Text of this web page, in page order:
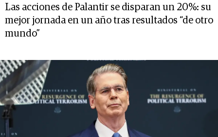
Las acciones de Palantir se disparan un 20%: su
mejor jornada en un año tras resultados “de otro
mundo”